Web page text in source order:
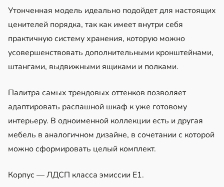
Утонченная модель идеально подойдет для настоящих
ценителей порядка, так как имеет внутри себя
практичную систему хранения, которую можно
усовершенствовать дополнительными кронштейнами,
штангами, выдвижными ящиками и полками.
Палитра самых трендовых оттенков позволяет
адаптировать распашной шкаф к уже готовому
интерьеру. В одноименной коллекции есть и другая
мебель в аналогичном дизайне, в сочетании с которой
можно сформировать целый комплект.
Корпус — ЛДСП класса эмиссии E1.